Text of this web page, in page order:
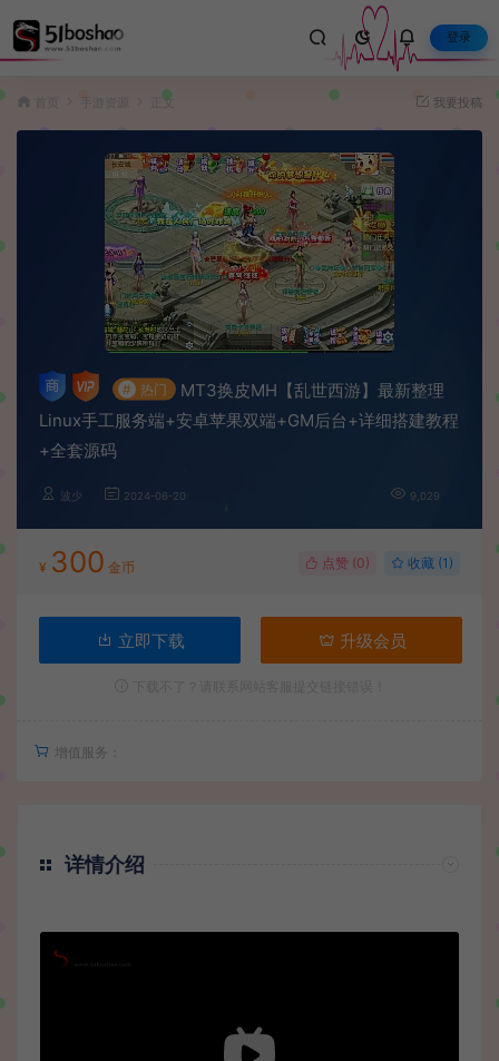
登录
手游资源 正文 我要投稿
# 热门
MT3换皮MH【乱世西游】最新整理
Linux手工服务端+安卓苹果双端+GM后台+详细搭建教程
+全套源码
波少 2024-06-20 9,029
¥ 300 金币 点赞 (0) 收藏 (1)
立即下载 升级会员
增值服务：
详情介绍